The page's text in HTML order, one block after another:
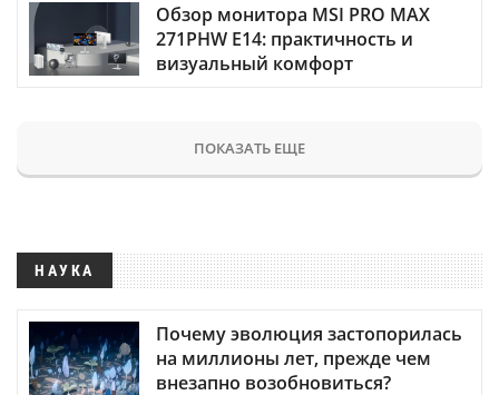
Обзор монитора MSI PRO MAX
271PHW E14: практичность и
визуальный комфорт
ПОКАЗАТЬ ЕЩЕ
НАУКА
Почему эволюция застопорилась
на миллионы лет, прежде чем
внезапно возобновиться?